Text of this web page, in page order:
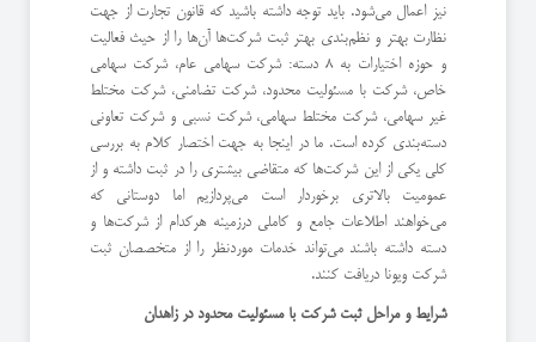
نیز اعمال می‌شود. باید توجه داشته باشید که قانون تجارت از جهت
نظارت بهتر و نظم‌بندی بهتر ثبت شرکت‌ها آن‌ها را از حیث فعالیت
و حوزه اختیارات به 8 دسته: شرکت سهامی عام، شرکت سهامی
خاص، شرکت با مسئولیت محدود، شرکت تضامنی، شرکت مختلط
غیر سهامی، شرکت مختلط سهامی، شرکت نسبی و شرکت تعاونی
دسته‌بندی کرده است. ما در اینجا به جهت اختصار کلام به بررسی
کلی یکی از این شرکت‌ها که متقاضی بیشتری را در ثبت داشته و از
عمومیت بالاتری برخوردار است می‌پردازیم اما دوستانی که
می‌خواهند اطلاعات جامع و کاملی درزمینه هرکدام از شرکت‌ها و
دسته داشته باشند می‌تواند خدمات موردنظر را از متخصصان ثبت
شرکت ویونا دریافت کنند.
شرایط و مراحل ثبت شرکت با مسئولیت محدود در زاهدان